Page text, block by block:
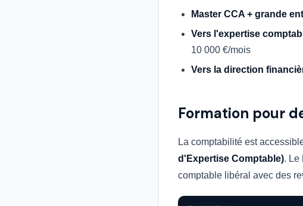
Master CCA + grande
Vers l'expertise
10 000 €/mois
Vers la direction
Formation pour
La comptabilité est
d'Expertise Comptable). Le
comptable libéral avec des